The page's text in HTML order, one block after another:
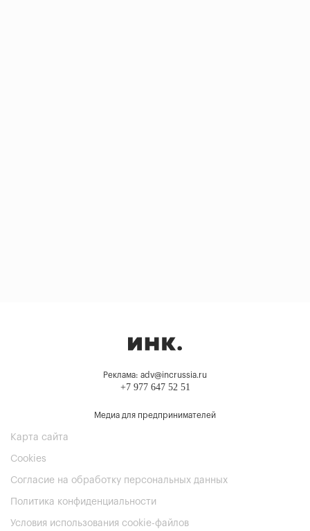
Реклама: adv@incrussia.ru
+7 977 647 52 51
Медиа для предпринимателей
Карта сайта
Cookies
Согласие на обработку персональных данных
Политика конфиденциальности
Условия использования cookie-файлов